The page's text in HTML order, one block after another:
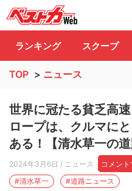
自動車情
ランキング スクープ
TOP > ニュース
世界に冠たる貧乏高
ロープは、クルマに
ある！【清水草一の道
2024年3月6日 / ニュース コメント
#清水草一
#道路ニュース